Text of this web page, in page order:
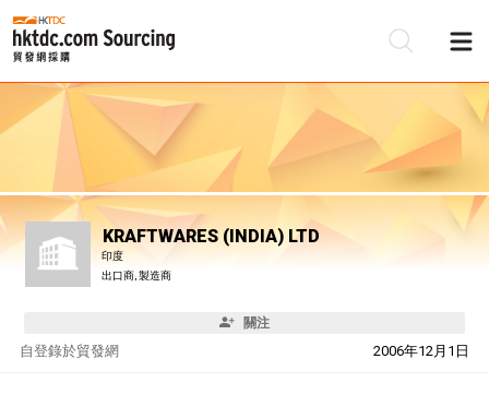
KRAFTWARES (INDIA) LTD
印度
出口商, 製造商
關注
自 2006年12月1日
登錄於貿發網